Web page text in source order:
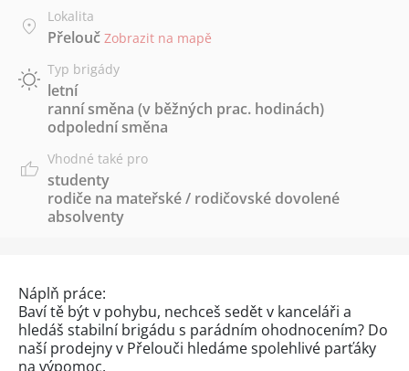
Lokalita
Přelouč Zobrazit na mapě
Typ brigády
letní
ranní směna (v běžných prac. hodinách)
odpolední směna
Vhodné také pro
studenty
rodiče na mateřské / rodičovské dovolené
absolventy
Náplň práce:
Baví tě být v pohybu, nechceš sedět v kanceláři a
hledáš stabilní brigádu s parádním ohodnocením? Do
naší prodejny v Přelouči hledáme spolehlivé parťáky
na výpomoc.